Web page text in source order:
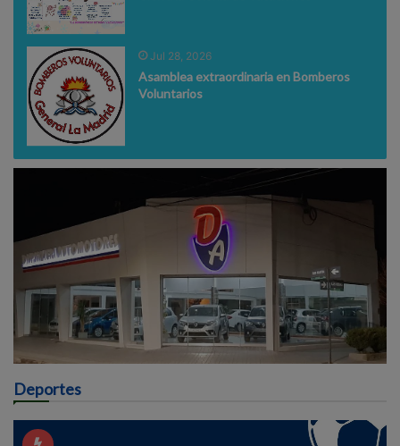
Jul 28, 2026
Asamblea extraordinaria en Bomberos
Voluntarios
Deportes